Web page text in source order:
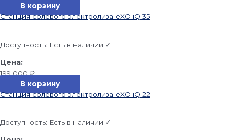
В корзину
Станция солевого электролиза eXO iQ 35
Доступность: Есть в наличии ✓
199 000₽
В корзину
Станция солевого электролиза eXO iQ 22
Доступность: Есть в наличии ✓